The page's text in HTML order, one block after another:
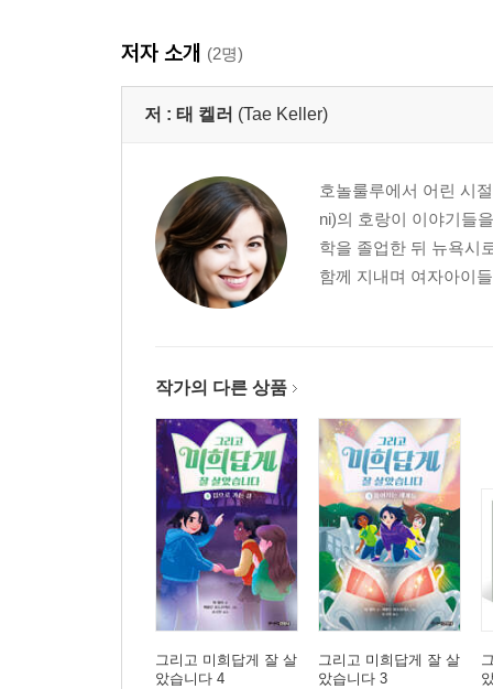
저자 소개 (2명)
저 : 태 켈러 (Tae Keller)
호놀룰루에서 어린 시
ni)의 호랑이 이야기들
학을 졸업한 뒤 뉴욕시
함께 지내며 여자아이
작가의 다른 상품
그리고 미희답게 잘 살
았습니다 4
그리고 미희답게 잘 살
았습니다 3